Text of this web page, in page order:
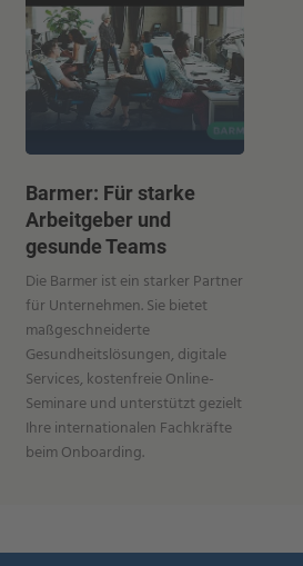
Barmer: Für starke
Arbeitgeber und
gesunde Teams
Die Barmer ist ein starker Partner
für Unternehmen. Sie bietet
maßgeschneiderte
Gesundheitslösungen, digitale
Services, kostenfreie Online-
Seminare und unterstützt gezielt
Ihre internationalen Fachkräfte
beim Onboarding.